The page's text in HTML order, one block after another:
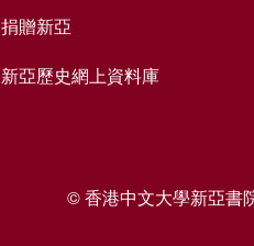
捐贈新亞
新亞歷史網上資料庫
© 香港中文大學新亞書